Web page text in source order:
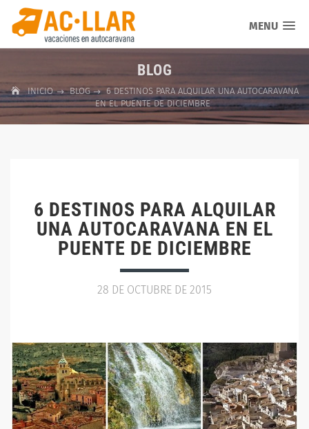
MENU
BLOG
INICIO BLOG
6 DESTINOS PARA ALQUILAR UNA AUTOCARAVANA
EN EL PUENTE DE DICIEMBRE
6 DESTINOS PARA ALQUILAR
UNA AUTOCARAVANA EN EL
PUENTE DE DICIEMBRE
28 DE OCTUBRE DE 2015